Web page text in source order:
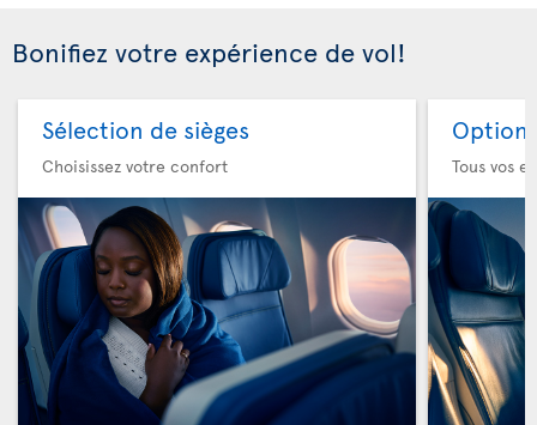
Bonifiez votre expérience de vol!
Sélection de sièges
Choisissez votre confort
Option
Tous vos